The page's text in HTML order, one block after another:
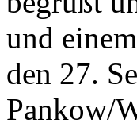
und
den 27.
Pankow/